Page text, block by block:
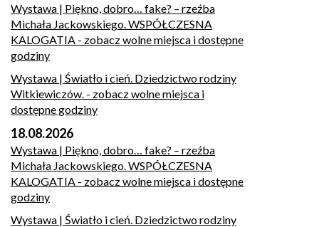
Wystawa | Piękno, dobro… fake? – rzeźba
Michała Jackowskiego. WSPÓŁCZESNA
KALOGATIA - zobacz wolne miejsca i dostępne
godziny
Wystawa | Światło i cień. Dziedzictwo rodziny
Witkiewiczów. - zobacz wolne miejsca i
dostępne godziny
18.08.2026
Wystawa | Piękno, dobro… fake? – rzeźba
Michała Jackowskiego. WSPÓŁCZESNA
KALOGATIA - zobacz wolne miejsca i dostępne
godziny
Wystawa | Światło i cień. Dziedzictwo rodziny